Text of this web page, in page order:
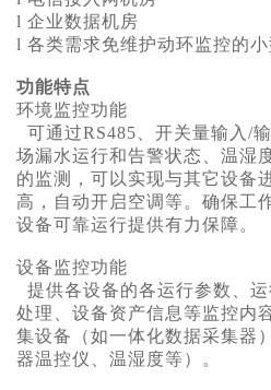
l 企业数据机房
l 各类需求免维护动环监控的
功能特点
环境监控功能
可通过RS485、开关量输入/
场漏水运行和告警状态、温湿
的监测，可以实现与其它设备
高，自动开启空调等。确保工
设备可靠运行提供有力保障。
设备监控功能
提供各设备的各运行参数、
处理、设备资产信息等监控内
集设备（如一体化数据采集器
器温控仪、温湿度等）。